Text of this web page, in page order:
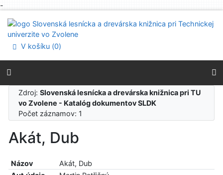
-
Prejsť na menu
Prehlásenie o webovej prístupnosti
V košíku (0)
Zdroj:Slovenská lesnícka a drevárska knižnica pri TU
vo Zvolene - Katalóg dokumentov SLDK
Počet záznamov: 1
Akát, Dub
Názov
Akát, Dub